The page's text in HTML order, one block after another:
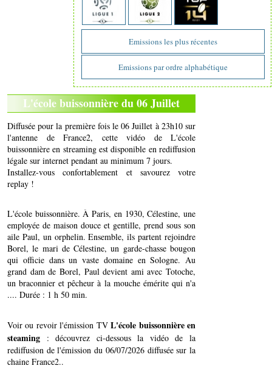
Emissions les plus récentes
Emissions par ordre alphabétique
L'école buissonnière du 06 Juillet
Diffusée pour la première fois le 06 Juillet à 23h10 sur
l'antenne de France2, cette vidéo de L'école
buissonnière en streaming est disponible en rediffusion
légale sur internet pendant au minimum 7 jours.
Installez-vous confortablement et savourez votre
replay !
L'école buissonnière. À Paris, en 1930, Célestine, une
employée de maison douce et gentille, prend sous son
aile Paul, un orphelin. Ensemble, ils partent rejoindre
Borel, le mari de Célestine, un garde-chasse bougon
qui officie dans un vaste domaine en Sologne. Au
grand dam de Borel, Paul devient ami avec Totoche,
un braconnier et pêcheur à la mouche émérite qui n'a
.... Durée : 1 h 50 min.
Voir ou revoir l'émission TVL'école buissonnière en
steaming : découvrez ci-dessous la vidéo de la
rediffusion de l'émission du 06/07/2026 diffusée sur la
chaine France2..